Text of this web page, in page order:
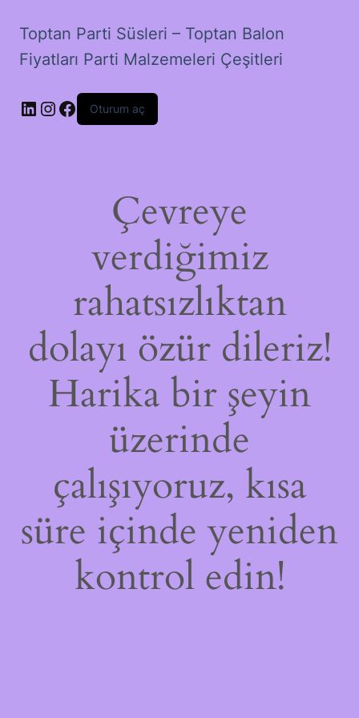
Toptan Parti Süsleri – Toptan Balon
Fiyatları Parti Malzemeleri Çeşitleri
LinkedIn
Instagram
Facebook
Oturum aç
Çevreye
verdiğimiz
rahatsızlıktan
dolayı özür dileriz!
Harika bir şeyin
üzerinde
çalışıyoruz, kısa
süre içinde yeniden
kontrol edin!